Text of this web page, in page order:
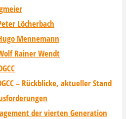
Löcherbach
Mennemann
Rainer Wendt
– Rückblicke, aktueller Stand
der vierten Generation